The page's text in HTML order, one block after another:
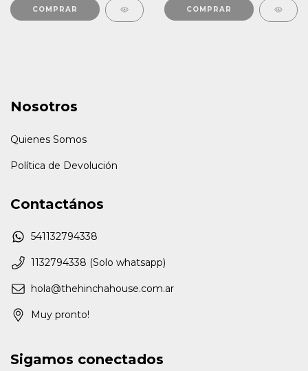
COMPRAR COMPRAR
Nosotros
Quienes Somos
Política de Devolución
Contactános
541132794338
1132794338 (Solo whatsapp)
hola@thehinchahouse.com.ar
Muy pronto!
Sigamos conectados